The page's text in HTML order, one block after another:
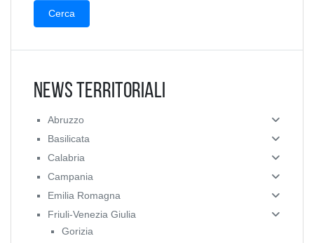
News Territoriali
Abruzzo
Basilicata
Calabria
Campania
Emilia Romagna
Friuli-Venezia Giulia
Gorizia